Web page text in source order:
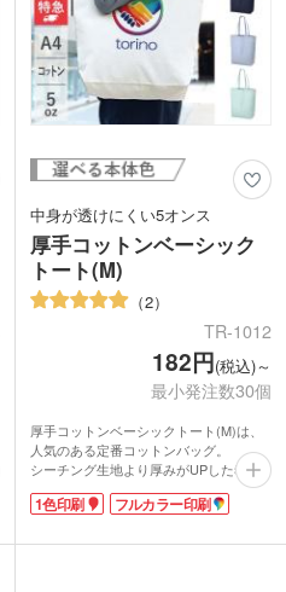
中身が透けにくい5オンス
厚手コットンベーシック
トート(M)
2
TR-1012
182円(税込)～
最小発注数30個
厚手コットンベーシックトート(M)は、
人気のある定番コットンバッグ。
シーチング生地より厚みがUPした5オン
スの厚手コットントートが登場しまし
た!
物を入れやすく、説明会の資料やカタロ
1色印刷 フルカラー印刷